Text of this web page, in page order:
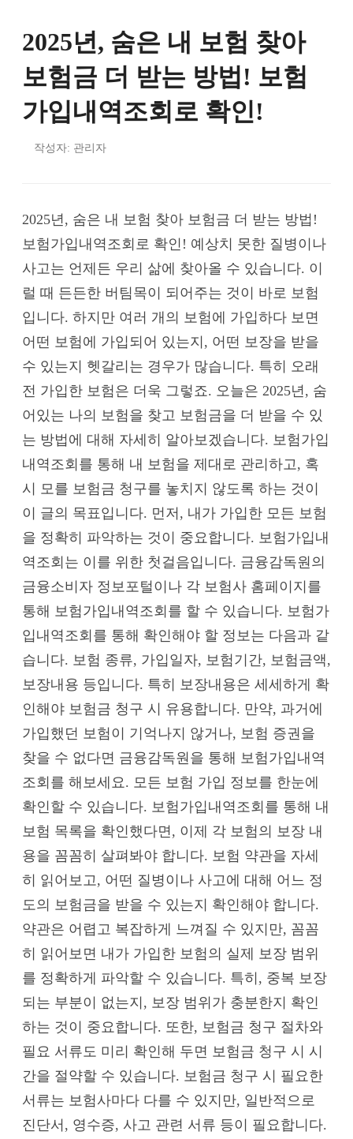
2025년, 숨은 내 보험 찾아
보험금 더 받는 방법! 보험
가입내역조회로 확인!
작성자: 관리자
2025년, 숨은 내 보험 찾아 보험금 더 받는 방법!
보험가입내역조회로 확인! 예상치 못한 질병이나
사고는 언제든 우리 삶에 찾아올 수 있습니다. 이
럴 때 든든한 버팀목이 되어주는 것이 바로 보험
입니다. 하지만 여러 개의 보험에 가입하다 보면
어떤 보험에 가입되어 있는지, 어떤 보장을 받을
수 있는지 헷갈리는 경우가 많습니다. 특히 오래
전 가입한 보험은 더욱 그렇죠. 오늘은 2025년, 숨
어있는 나의 보험을 찾고 보험금을 더 받을 수 있
는 방법에 대해 자세히 알아보겠습니다. 보험가입
내역조회를 통해 내 보험을 제대로 관리하고, 혹
시 모를 보험금 청구를 놓치지 않도록 하는 것이
이 글의 목표입니다. 먼저, 내가 가입한 모든 보험
을 정확히 파악하는 것이 중요합니다. 보험가입내
역조회는 이를 위한 첫걸음입니다. 금융감독원의
금융소비자 정보포털이나 각 보험사 홈페이지를
통해 보험가입내역조회를 할 수 있습니다. 보험가
입내역조회를 통해 확인해야 할 정보는 다음과 같
습니다. 보험 종류, 가입일자, 보험기간, 보험금액,
보장내용 등입니다. 특히 보장내용은 세세하게 확
인해야 보험금 청구 시 유용합니다. 만약, 과거에
가입했던 보험이 기억나지 않거나, 보험 증권을
찾을 수 없다면 금융감독원을 통해 보험가입내역
조회를 해보세요. 모든 보험 가입 정보를 한눈에
확인할 수 있습니다. 보험가입내역조회를 통해 내
보험 목록을 확인했다면, 이제 각 보험의 보장 내
용을 꼼꼼히 살펴봐야 합니다. 보험 약관을 자세
히 읽어보고, 어떤 질병이나 사고에 대해 어느 정
도의 보험금을 받을 수 있는지 확인해야 합니다.
약관은 어렵고 복잡하게 느껴질 수 있지만, 꼼꼼
히 읽어보면 내가 가입한 보험의 실제 보장 범위
를 정확하게 파악할 수 있습니다. 특히, 중복 보장
되는 부분이 없는지, 보장 범위가 충분한지 확인
하는 것이 중요합니다. 또한, 보험금 청구 절차와
필요 서류도 미리 확인해 두면 보험금 청구 시 시
간을 절약할 수 있습니다. 보험금 청구 시 필요한
서류는 보험사마다 다를 수 있지만, 일반적으로
진단서, 영수증, 사고 관련 서류 등이 필요합니다.